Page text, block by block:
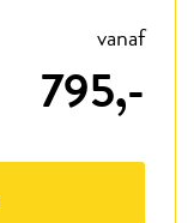
vanaf
795,-